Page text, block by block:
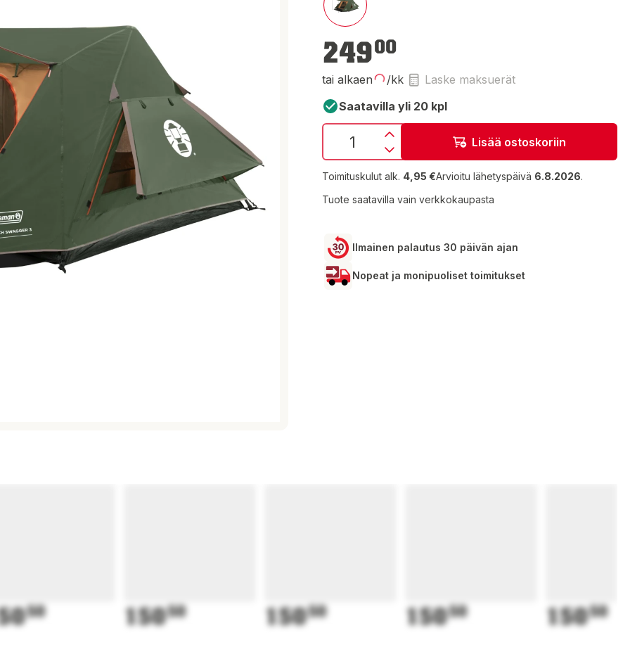
24900
tai alkaen /kk
Laske maksuerät
Saatavilla yli 20 kpl
Lisää ostoskoriin
Toimituskulut alk. 4,95 €Arvioitu lähetyspäivä 6.8.2026.
Tuote saatavilla vain verkkokaupasta
Ilmainen palautus 30 päivän ajan
Nopeat ja monipuoliset toimitukset
50 15050 15050 15050 15050